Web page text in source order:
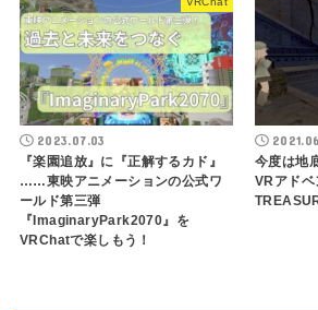
2023.07.03
『楽園追放』に『正解するカド』
……東映アニメーションの公式ワ
ールド第三弾
『ImaginaryPark2070』を
VRChatで楽しもう！
今度は地
VRアド